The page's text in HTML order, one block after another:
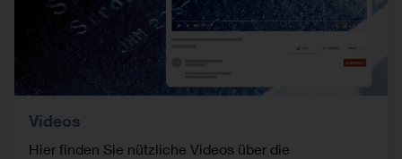
Videos
Hier finden Sie nützliche Videos über die